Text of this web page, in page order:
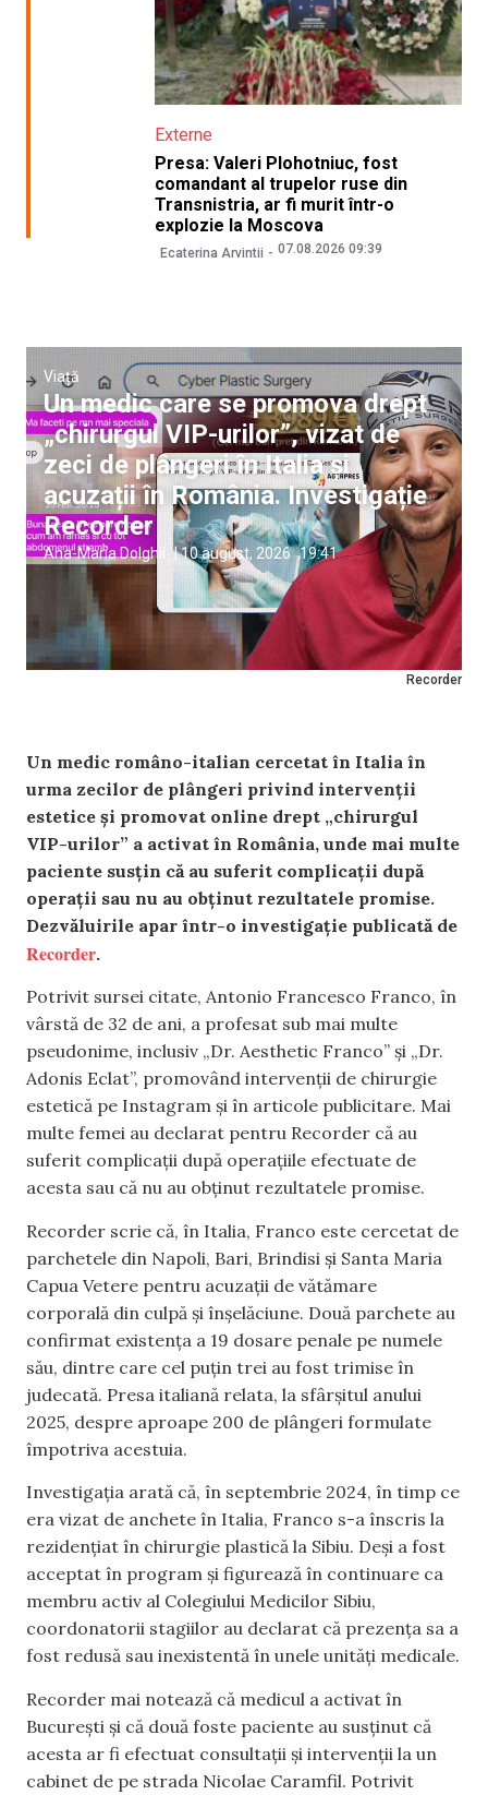
Externe
Presa: Valeri Plohotniuc, fost
comandant al trupelor ruse din
Transnistria, ar fi murit într-o
explozie la Moscova
Ecaterina Arvintii 07.08.2026 09:39
Recorder
Viață
Un medic care se promova drept
„chirurgul VIP-urilor”, vizat de
zeci de plângeri în Italia și
acuzații în România. Investigație
Recorder
Ana-Maria Dolghii |10 august, 2026 19:41
Un medic româno-italian cercetat în Italia în
urma zecilor de plângeri privind intervenții
estetice și promovat online drept „chirurgul
VIP-urilor” a activat în România, unde mai multe
paciente susțin că au suferit complicații după
operații sau nu au obținut rezultatele promise.
Dezvăluirile apar într-o investigație publicată de
Recorder.
Potrivit sursei citate, Antonio Francesco Franco, în
vârstă de 32 de ani, a profesat sub mai multe
pseudonime, inclusiv „Dr. Aesthetic Franco” și „Dr.
Adonis Eclat”, promovând intervenții de chirurgie
estetică pe Instagram și în articole publicitare. Mai
multe femei au declarat pentru Recorder că au
suferit complicații după operațiile efectuate de
acesta sau că nu au obținut rezultatele promise.
Recorder scrie că, în Italia, Franco este cercetat de
parchetele din Napoli, Bari, Brindisi și Santa Maria
Capua Vetere pentru acuzații de vătămare
corporală din culpă și înșelăciune. Două parchete au
confirmat existența a 19 dosare penale pe numele
său, dintre care cel puțin trei au fost trimise în
judecată. Presa italiană relata, la sfârșitul anului
2025, despre aproape 200 de plângeri formulate
împotriva acestuia.
Investigația arată că, în septembrie 2024, în timp ce
era vizat de anchete în Italia, Franco s-a înscris la
rezidențiat în chirurgie plastică la Sibiu. Deși a fost
acceptat în program și figurează în continuare ca
membru activ al Colegiului Medicilor Sibiu,
coordonatorii stagiilor au declarat că prezența sa a
fost redusă sau inexistentă în unele unități medicale.
Recorder mai notează că medicul a activat în
București și că două foste paciente au susținut că
acesta ar fi efectuat consultații și intervenții la un
cabinet de pe strada Nicolae Caramfil. Potrivit